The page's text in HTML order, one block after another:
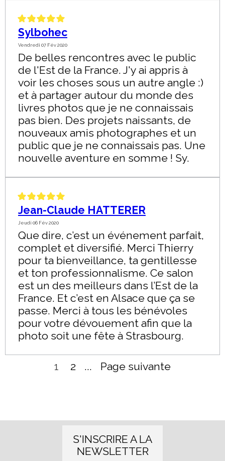
Sylbohec
Vendredi 07 Fév 2020
De belles rencontres avec le public
de l'Est de la France. J'y ai appris à
voir les choses sous un autre angle :)
et à partager autour du monde des
livres photos que je ne connaissais
pas bien. Des projets naissants, de
nouveaux amis photographes et un
public que je ne connaissais pas. Une
nouvelle aventure en somme ! Sy.
Jean-Claude HATTERER
Jeudi 06 Fév 2020
Que dire, c’est un événement parfait,
complet et diversifié. Merci Thierry
pour ta bienveillance, ta gentillesse
et ton professionnalisme. Ce salon
est un des meilleurs dans l’Est de la
France. Et c’est en Alsace que ça se
passe. Merci à tous les bénévoles
pour votre dévouement afin que la
photo soit une fête à Strasbourg.
Page actuelle :
1 Aller à la page :
2 ... Page suivante
S'INSCRIRE A LA
NEWSLETTER